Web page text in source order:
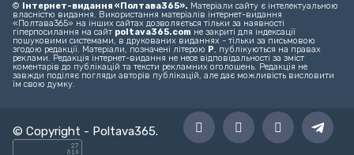
© Інтернет-видання «Полтава365». Матеріали сайту є інтелектуальною
власністю видання. Використання матеріалів інтернет-видання
«Полтава365» на інших сайтах дозволяється тільки за наявності
гіперпосилання на сайт poltava365.com не закриті для індексації
пошуковими системами, в друкованих виданнях - тільки за письмовою
згодою редакції. Матеріали, позначені літерою Р, публікуються на правах
реклами. Редакція інтернет-видання не несе відповідальності за зміст
коментарів до публікацій та тексти рекламних оголошень. Редакція не
завжди поділяє погляди авторів публікацій, але дає можливість висловити
їм свою думку.
© Copyright - Poltava365.